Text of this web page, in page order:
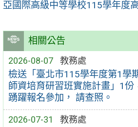
相關公告
2026-08-07 教務處
檢送「臺北市115學年度第1學
師資培育研習班實施計畫」1份
踴躍報名參加， 請查照。
2026-07-31 教務處
亞國際高級中等學校115學年度